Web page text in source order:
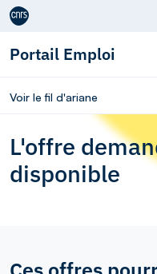
Aller au contenu
Portail Emploi
Voir le fil d'ariane
L'offre
disponible